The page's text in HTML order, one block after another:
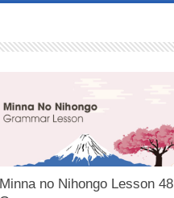
Minna no Nihongo Lesson 48